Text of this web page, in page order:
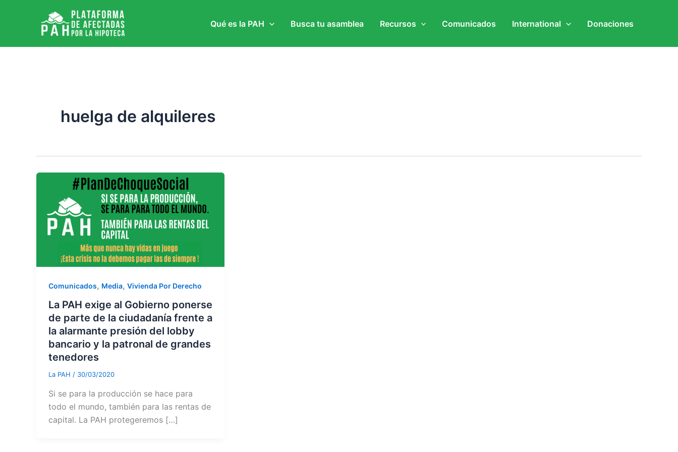
Qué es la PAH Busca tu asamblea Recursos Comunicados International Donaciones
huelga de alquileres
Comunicados, Media, Vivienda Por Derecho
La PAH exige al Gobierno ponerse
de parte de la ciudadanía frente a
la alarmante presión del lobby
bancario y la patronal de grandes
tenedores
La PAH / 30/03/2020
Si se para la producción se hace para
todo el mundo, también para las rentas de
capital. La PAH protegeremos […]